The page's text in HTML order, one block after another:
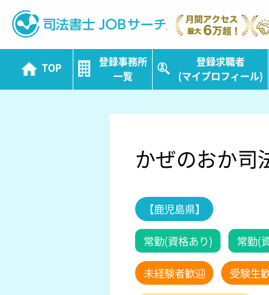
司法書士JOB
TOP
登録事務所
一覧
登録求職者
(マイプロフィール)
かぜのおか司
【鹿児島県】
常勤(資格あり) 常勤(
未経験者歓迎 受験生